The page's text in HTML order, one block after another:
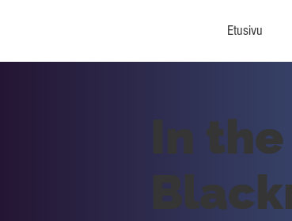
Etusivu
In